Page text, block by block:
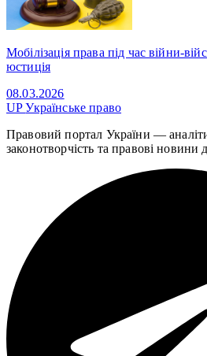
Мобілізація права під час війни-
юстиція
08.03.2026
UPУкраїнське право
Правовий портал України —
законотворчість та правові новини